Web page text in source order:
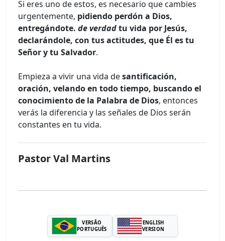
Si eres uno de estos, es necesario que cambies
urgentemente, pidiendo perdón a Dios,
entregándote. de verdadtu vida por Jesús,
declarándole, con tus actitudes, que Él es tu
Señor y tu Salvador.
Empieza a vivir una vida desantificación,
oración, velando en todo tiempo, buscando el
conocimiento de la Palabra de Dios, entonces
verás la diferencia y las señales de Dios serán
constantes en tu vida.
Pastor Val Martins
VERSÃO
PORTUGUÊS
ENGLISH
VERSION